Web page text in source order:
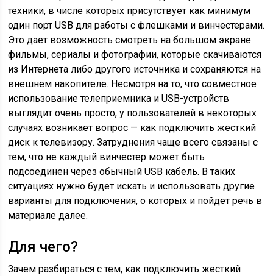
техники, в числе которых присутствует как минимум
один порт USB для работы с флешками и винчестерами.
Это дает возможность смотреть на большом экране
фильмы, сериалы и фотографии, которые скачиваются
из Интернета либо другого источника и сохраняются на
внешнем накопителе. Несмотря на то, что совместное
использование телеприемника и USB-устройств
выглядит очень просто, у пользователей в некоторых
случаях возникает вопрос — как подключить жесткий
диск к телевизору. Затруднения чаще всего связаны с
тем, что не каждый винчестер может быть
подсоединен через обычный USB кабель. В таких
ситуациях нужно будет искать и использовать другие
варианты для подключения, о которых и пойдет речь в
материале далее.
Для чего?
Зачем разбираться с тем, как подключить жесткий